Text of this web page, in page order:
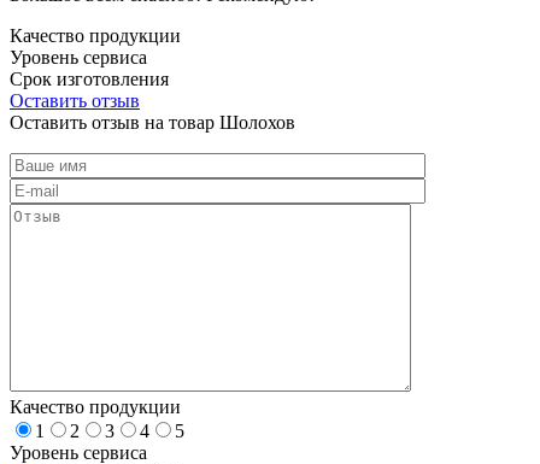
Качество продукции
Уровень сервиса
Срок изготовления
Оставить отзыв
Оставить отзыв на товар Шолохов
Качество продукции
1
2 3 4
5
Уровень сервиса